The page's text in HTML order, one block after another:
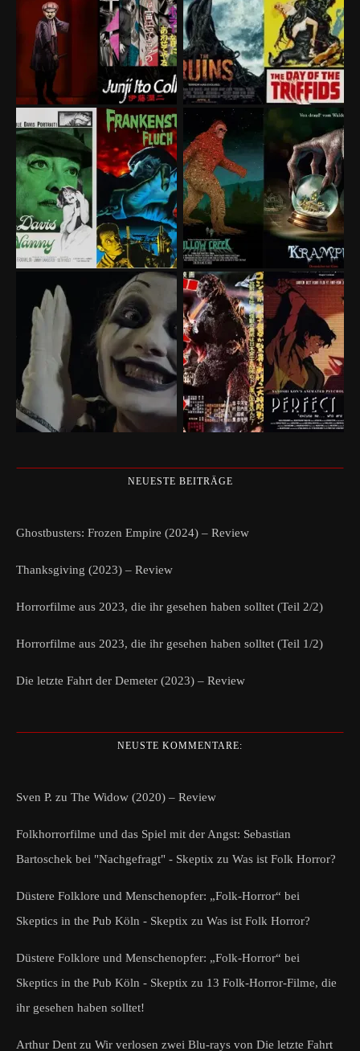
NEUESTE BEITRÄGE
Ghostbusters: Frozen Empire (2024) – Review
Thanksgiving (2023) – Review
Horrorfilme aus 2023, die ihr gesehen haben solltet (Teil 2/2)
Horrorfilme aus 2023, die ihr gesehen haben solltet (Teil 1/2)
Die letzte Fahrt der Demeter (2023) – Review
NEUSTE KOMMENTARE:
Sven P. zu The Widow (2020) – Review
Folkhorrorfilme und das Spiel mit der Angst: Sebastian
Bartoschek bei "Nachgefragt" - Skeptix zu Was ist Folk Horror?
Düstere Folklore und Menschenopfer: „Folk-Horror“ bei
Skeptics in the Pub Köln - Skeptix zu Was ist Folk Horror?
Düstere Folklore und Menschenopfer: „Folk-Horror“ bei
Skeptics in the Pub Köln - Skeptix zu 13 Folk-Horror-Filme, die
ihr gesehen haben solltet!
Arthur Dent zu Wir verlosen zwei Blu-rays von Die letzte Fahrt